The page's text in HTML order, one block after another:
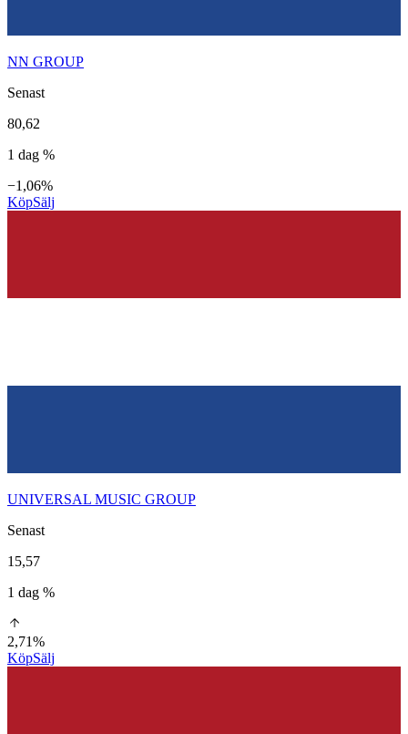
NN GROUP
Senast
80,62
1 dag %
−1,06%
KöpSälj
UNIVERSAL MUSIC GROUP
Senast
15,57
1 dag %
2,71%
KöpSälj